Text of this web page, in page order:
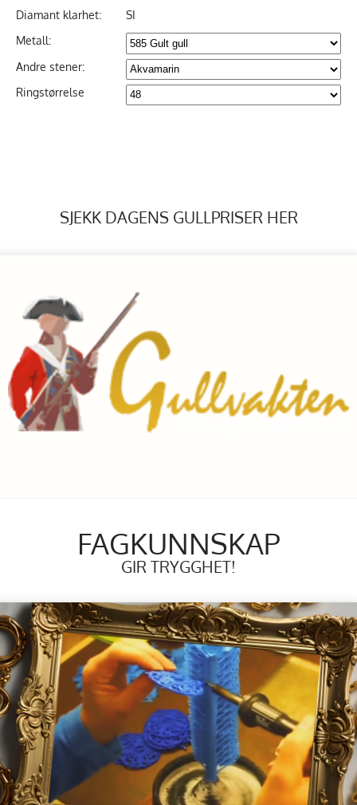
Diamant klarhet:
SI
Metall:
Andre stener:
Ringstørrelse
SJEKK DAGENS GULLPRISER HER
FAGKUNNSKAP
GIR TRYGGHET!